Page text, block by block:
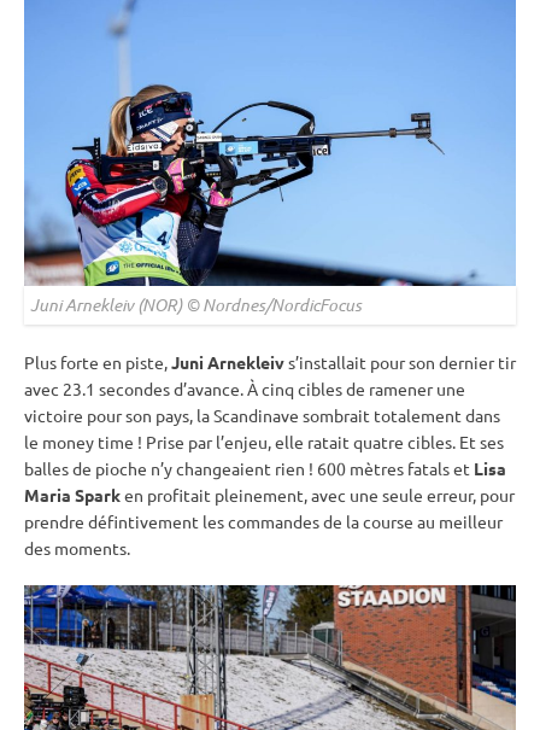
Juni Arnekleiv (NOR) © Nordnes/NordicFocus
Plus forte en piste,Juni Arnekleivs’installait pour son dernier tir
avec 23.1 secondes d’avance. À cinq cibles de ramener une
victoire pour son pays, la Scandinave sombrait totalement dans
le money time ! Prise par l’enjeu, elle ratait quatre cibles. Et ses
balles de pioche n’y changeaient rien ! 600 mètres fatals et Lisa
Maria Sparken profitait pleinement, avec une seule erreur, pour
prendre défintivement les commandes de la course au meilleur
des moments.